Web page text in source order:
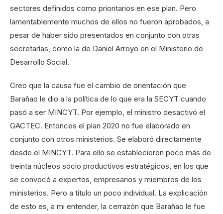
sectores definidos como prioritarios en ese plan. Pero
lamentablemente muchos de ellos no fueron aprobados, a
pesar de haber sido presentados en conjunto con otras
secretarías, como la de Daniel Arroyo en el Ministerio de
Desarrollo Social.
Creo que la causa fue el cambio de orientación que
Barañao le dio a la política de lo que era la SECYT cuando
pasó a ser MINCYT. Por ejemplo, el ministro desactivó el
GACTEC. Entonces el plan 2020 no fue elaborado en
conjunto con otros ministerios. Se elaboró directamente
desde el MINCYT. Para ello se establecieron poco más de
treinta núcleos socio productivos estratégicos, en los que
se convocó a expertos, empresarios y miembros de los
ministerios. Pero a título un poco individual. La explicación
de esto es, a mi entender, la cerrazón que Barañao le fue